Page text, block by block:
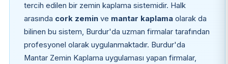
tercih edilen bir zemin kaplama sistemidir. Halk
arasında cork zeminve mantar kaplamaolarak da
bilinen bu sistem, Burdur'da uzman firmalar tarafından
profesyonel olarak uygulanmaktadır. Burdur'da
Mantar Zemin Kaplama uygulaması yapan firmalar,